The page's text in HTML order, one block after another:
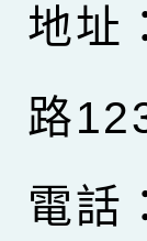
地址
路
電話